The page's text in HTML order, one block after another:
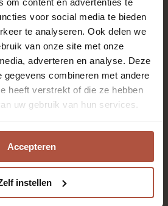
voor social media te bieden
te analyseren. Ook delen we
van onze site met onze
adverteren en analyse. Deze
gegevens combineren met andere
heeft verstrekt of die ze hebben
uw gebruik van hun services.
Accepteren
instellen
Slaapkamer,